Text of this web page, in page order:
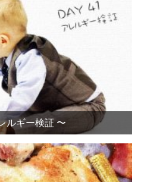
ルギー検証 〜